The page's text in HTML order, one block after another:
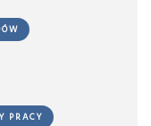
PRACY